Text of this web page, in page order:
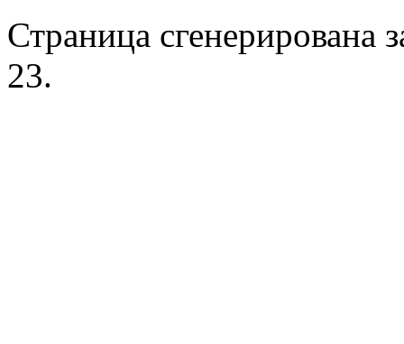
Страница сгенерирована
23.